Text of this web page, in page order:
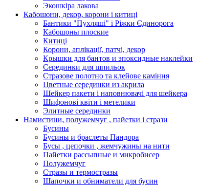
Экошкiра лакова
Кабошони, декор, корони і китиці
Бантики "Пухляші" і Ріжки Єдинорога
Кабошоны плоские
Китиці
Корони, аплікації, патчі, декор
Крышки для бантов и эпоксидные наклейки
Серединки для шпильок
Стразове полотно та клейове каміння
Цветные серединки из акрила
Шейкер пакети і наповнювачі для шейкера
Шифонові квіти і метелики
Элитные серединки
Намистини, полужемчуг , пайетки і стрази
Бусины
Бусины и браслеты Пандора
Бусы , цепочки , жемчужины на нити
Пайетки рассыпные и микробисер
Полужемчуг
Стразы и термостразы
Шапочки и обниматели для бусин